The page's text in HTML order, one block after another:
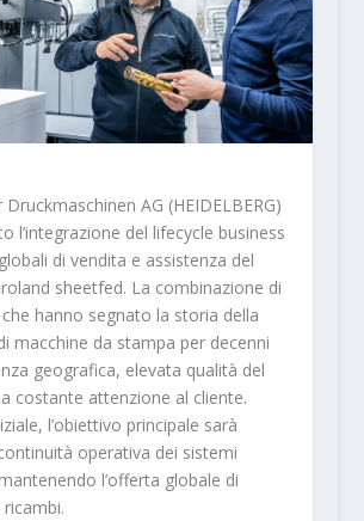
Druckmaschinen AG (HEIDELBERG)
l’integrazione del lifecycle business
di vendita e assistenza del
sheetfed. La combinazione di
hanno segnato la storia della
macchine da stampa per decenni
geografica, elevata qualità del
costante attenzione al cliente.
l’obiettivo principale sarà
operativa dei sistemi
l’offerta globale di